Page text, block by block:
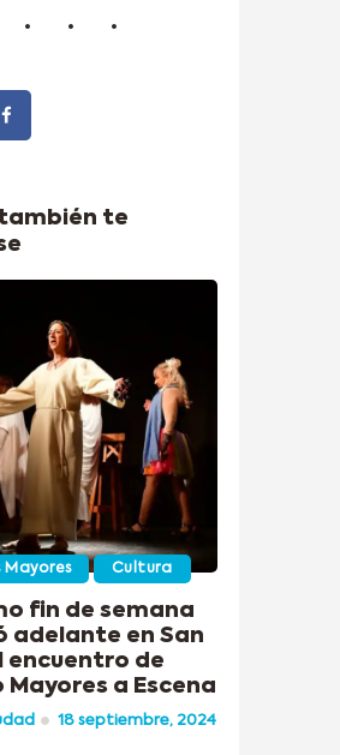
te
Mayores Cultura
fin de semana
adelante en San
encuentro de
Mayores a Escena
18 septiembre, 2024